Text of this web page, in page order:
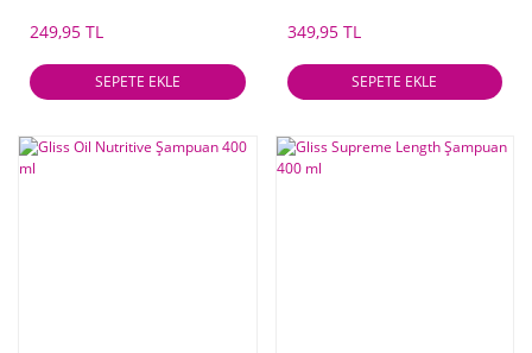
249,95 TL
SEPETE EKLE
349,95 TL
SEPETE EKLE